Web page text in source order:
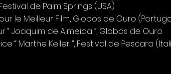
de Palm Springs (USA)
le Meilleur Film, Globos de Ouro
“ Joaquim de Almeida ”, Globos de
“ Marthe Keller ”, Festival de Pescara